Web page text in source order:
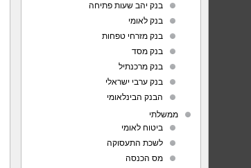
בנק יהב שעות פתיחה
בנק לאומי
בנק מזרחי טפחות
בנק מסד
בנק מרכנתיל
בנק ערבי ישראלי
הבנק הבינלאומי
ממשלתי
ביטוח לאומי
לשכת התעסוקה
מס הכנסה